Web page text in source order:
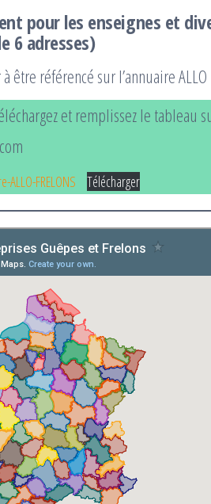
pour les enseignes et
6 adresses)
être référencé sur l’annuaire ALLO
et remplissez le tableau
ALLO-FRELONS Télécharger